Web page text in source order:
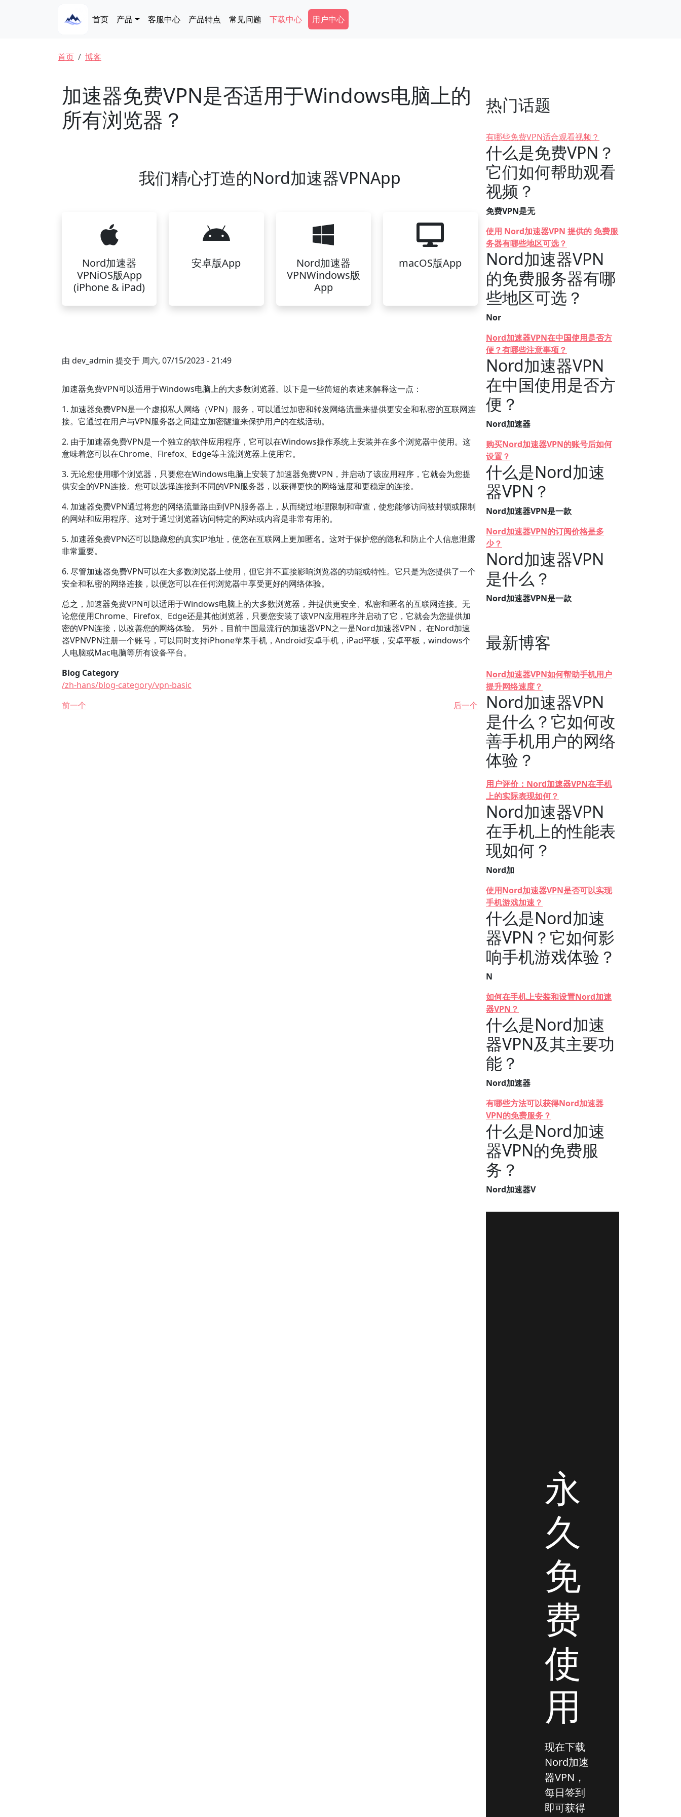
Main navigation
首页 产品 客服中心 产品特点 常见问题 下载中心 Secondary Menu
用户中心
面包屑
首页 博客
加速器免费VPN是否适用于Windows电脑上的
所有浏览器？
我们精心打造的Nord加速器VPNApp
Nord加速器
VPNiOS版App
(iPhone & iPad)
安卓版App
Nord加速器
VPNWindows版
App
macOS版App
由 dev_admin 提交于 周六, 07/15/2023 - 21:49
加速器免费VPN可以适用于Windows电脑上的大多数浏览器。以下是一些简短的表述来解释这一点：
1. 加速器免费VPN是一个虚拟私人网络（VPN）服务，可以通过加密和转发网络流量来提供更安全和私密的互联网连
接。它通过在用户与VPN服务器之间建立加密隧道来保护用户的在线活动。
2. 由于加速器免费VPN是一个独立的软件应用程序，它可以在Windows操作系统上安装并在多个浏览器中使用。这
意味着您可以在Chrome、Firefox、Edge等主流浏览器上使用它。
3. 无论您使用哪个浏览器，只要您在Windows电脑上安装了加速器免费VPN，并启动了该应用程序，它就会为您提
供安全的VPN连接。您可以选择连接到不同的VPN服务器，以获得更快的网络速度和更稳定的连接。
4. 加速器免费VPN通过将您的网络流量路由到VPN服务器上，从而绕过地理限制和审查，使您能够访问被封锁或限制
的网站和应用程序。这对于通过浏览器访问特定的网站或内容是非常有用的。
5. 加速器免费VPN还可以隐藏您的真实IP地址，使您在互联网上更加匿名。这对于保护您的隐私和防止个人信息泄露
非常重要。
6. 尽管加速器免费VPN可以在大多数浏览器上使用，但它并不直接影响浏览器的功能或特性。它只是为您提供了一个
安全和私密的网络连接，以便您可以在任何浏览器中享受更好的网络体验。
总之，加速器免费VPN可以适用于Windows电脑上的大多数浏览器，并提供更安全、私密和匿名的互联网连接。无
论您使用Chrome、Firefox、Edge还是其他浏览器，只要您安装了该VPN应用程序并启动了它，它就会为您提供加
密的VPN连接，以改善您的网络体验。 另外，目前中国最流行的加速器VPN之一是Nord加速器VPN， 在Nord加速
器VPNVPN注册一个账号，可以同时支持iPhone苹果手机，Android安卓手机，iPad平板，安卓平板，windows个
人电脑或Mac电脑等所有设备平台。
Blog Category
/zh-hans/blog-category/vpn-basic
前一个
后一个
热门话题
有哪些免费VPN适合观看视频？
什么是免费VPN？
它们如何帮助观看
视频？
免费VPN是无
使用 Nord加速器VPN 提供的 免费服
务器有哪些地区可选？
Nord加速器VPN
的免费服务器有哪
些地区可选？
Nor
Nord加速器VPN在中国使用是否方
便？有哪些注意事项？
Nord加速器VPN
在中国使用是否方
便？
Nord加速器
购买Nord加速器VPN的账号后如何
设置？
什么是Nord加速
器VPN？
Nord加速器VPN是一款
Nord加速器VPN的订阅价格是多
少？
Nord加速器VPN
是什么？
Nord加速器VPN是一款
最新博客
Nord加速器VPN如何帮助手机用户
提升网络速度？
Nord加速器VPN
是什么？它如何改
善手机用户的网络
体验？
用户评价：Nord加速器VPN在手机
上的实际表现如何？
Nord加速器VPN
在手机上的性能表
现如何？
Nord加
使用Nord加速器VPN是否可以实现
手机游戏加速？
什么是Nord加速
器VPN？它如何影
响手机游戏体验？
N
如何在手机上安装和设置Nord加速
器VPN？
什么是Nord加速
器VPN及其主要功
能？
Nord加速器
有哪些方法可以获得Nord加速器
VPN的免费服务？
什么是Nord加速
器VPN的免费服
务？
Nord加速器V
永
久
免
费
使
用
现在下载
Nord加速
器VPN，
每日签到
即可获得